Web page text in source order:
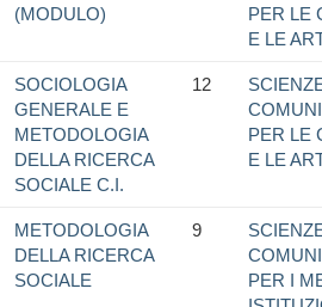
(MODULO)
PER LE
E LE
SOCIOLOGIA
GENERALE E
METODOLOGIA
DELLA RICERCA
SOCIALE C.I.
12
PER LE
E LE
METODOLOGIA
DELLA RICERCA
SOCIALE
9
PER I